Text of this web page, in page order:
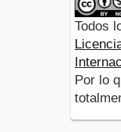
Todos
Por lo